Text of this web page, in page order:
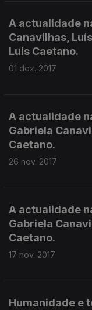
A actualidade
Canavilhas,
Luís Caetano.
01 dez. 2017
A actualidade
Gabriela
Caetano.
26 nov. 2017
A actualidade
Gabriela
Caetano.
17 nov. 2017
Humanidade e